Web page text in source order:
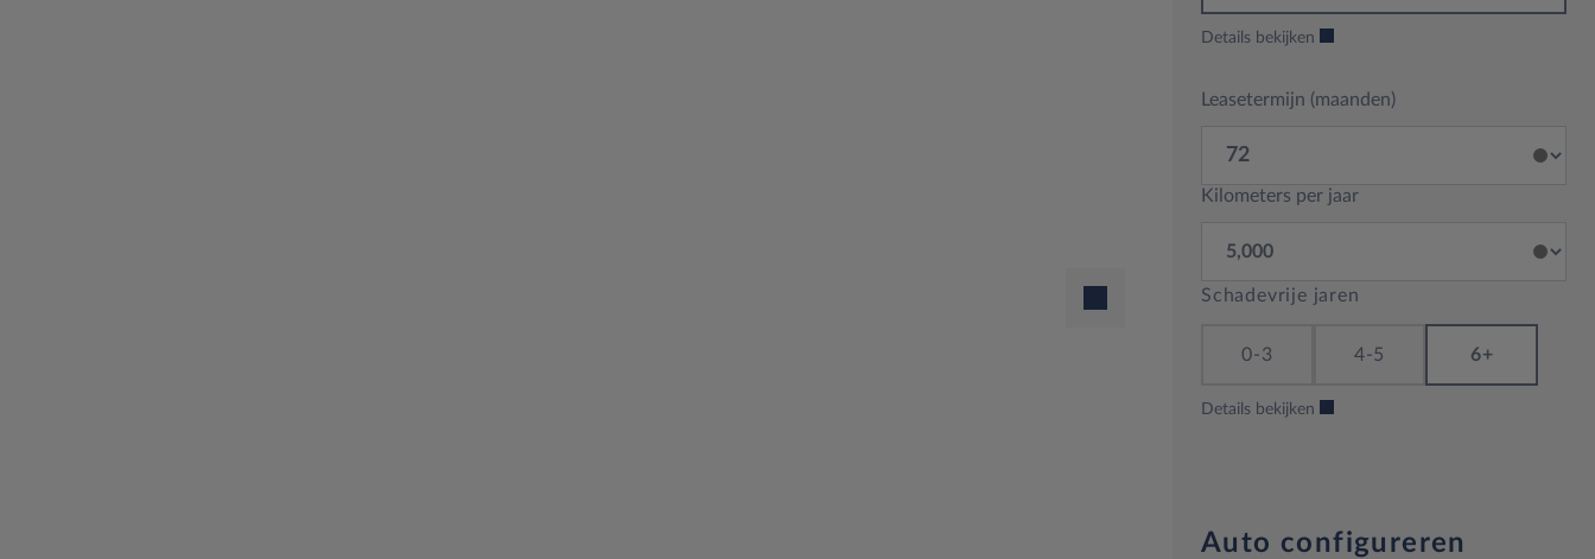
Details bekijken
Leasetermijn (maanden)
Kilometers per jaar
Schadevrije jaren
0-3 4-5 6+
Details bekijken
Auto configureren